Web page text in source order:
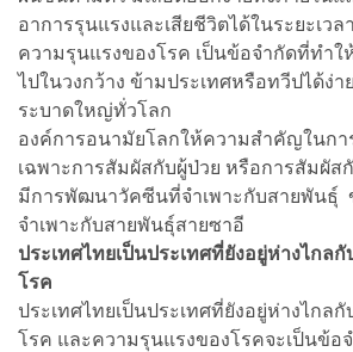
อาการรุนแรงและเสียชีวิตได้ในระยะเว
ความรุนแรงของโรค เป็นข้อจำกัดที่ทำใ
ไปในวงกว้าง ข้ามประเทศหรือทวีปได้ง่า
ระบาดใหญ่ทั่วโลก
องค์การอนามัยโลกให้ความสำคัญในกา
เฉพาะการสัมผัสกับผู้ป่วย หรือการสัมผัส
มีการพัฒนาวัคซีนที่จำเพาะกับสายพัน
จำเพาะกับสายพันธุ์สายซาอี
ประเทศไทยเป็นประเทศที่ยังอยู่ห่างไกล
โรค
ประเทศไทยเป็นประเทศที่ยังอยู่ห่างไกล
โรค และความรุนแรงของโรคจะเป็นข้อ